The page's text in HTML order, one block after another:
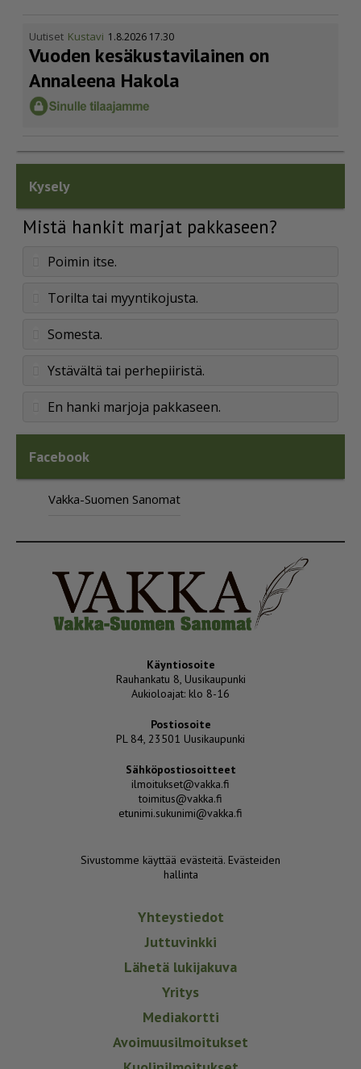
Uutiset Kustavi 1.8.2026 17.30
Vuoden kesäkus­ta­vi­lainen on
Annaleena Hakola
Kysely
Mistä hankit marjat pakkaseen?
Poimin itse.
Torilta tai myyntikojusta.
Somesta.
Ystävältä tai perhepiiristä.
En hanki marjoja pakkaseen.
Facebook
Vakka-Suomen Sanomat
Käyntiosoite
Rauhankatu 8, Uusikaupunki
Aukioloajat: klo 8-16
Postiosoite
PL 84, 23501 Uusikaupunki
Sähköpostiosoitteet
ilmoitukset@vakka.fi
toimitus@vakka.fi
etunimi.sukunimi@vakka.fi
Sivustomme käyttää evästeitä. Evästeiden
hallinta
Yhteystiedot
Juttuvinkki
Lähetä lukijakuva
Yritys
Mediakortti
Avoimuusilmoitukset